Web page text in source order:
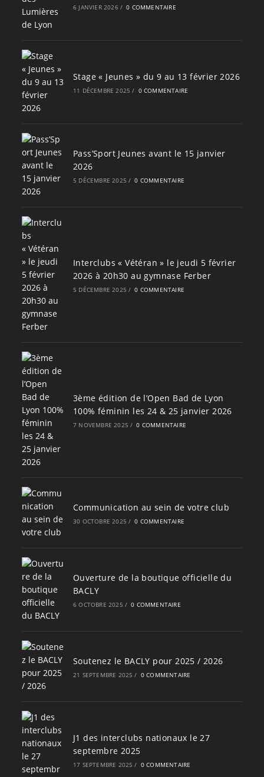
6 JANVIER 2026 / 0 COMMENTAIRE
Stage « Jeunes » du 9 au 13 février 2026
11 DÉCEMBRE 2025 / 0 COMMENTAIRE
Pass’Sport Jeunes avant le 15 janvier
2026
5 DÉCEMBRE 2025 / 0 COMMENTAIRE
Interclubs « Vétéran » le jeudi 5 février
2026 à 20h30 au gymnase Ferber
5 DÉCEMBRE 2025 / 0 COMMENTAIRE
3ème édition de l’Open Bad de Lyon
100% féminin les 24 & 25 janvier 2026
7 NOVEMBRE 2025 / 0 COMMENTAIRE
Communication au sein de votre club
30 OCTOBRE 2025 / 0 COMMENTAIRE
Ouverture de la boutique officielle du
BACLY
6 OCTOBRE 2025 / 0 COMMENTAIRE
Soutenez le BACLY pour 2025 / 2026
21 SEPTEMBRE 2025 / 0 COMMENTAIRE
J1 des interclubs nationaux le 27
septembre 2025
17 SEPTEMBRE 2025 / 0 COMMENTAIRE